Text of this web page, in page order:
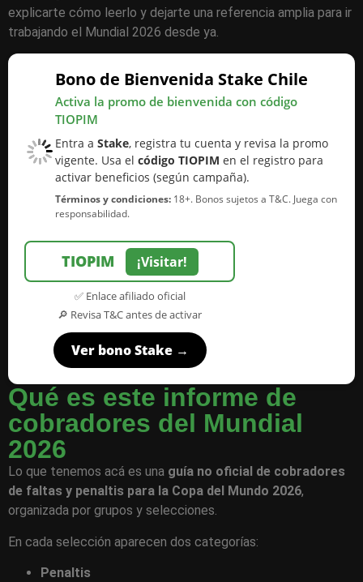
explicarte cómo leerlo y dejarte una referencia amplia para ir
trabajando el Mundial 2026 desde ya.
Bono de Bienvenida Stake Chile
Activa la promo de bienvenida con código
TIOPIM
Entra aStake, registra tu cuenta y revisa la promo
vigente. Usa elcódigo TIOPIM en el registro para
activar beneficios (según campaña).
Términos y condiciones: 18+. Bonos sujetos a T&C. Juega con
responsabilidad.
TIOPIM ¡Visitar!
✅ Enlace afiliado oficial
🔎 Revisa T&C antes de activar
Ver bono Stake →
Qué es este informe de
cobradores del Mundial
2026
Lo que tenemos acá es una guía no oficial de cobradores
de faltas y penaltis para la Copa del Mundo 2026,
organizada por grupos y selecciones.
En cada selección aparecen dos categorías:
Penaltis